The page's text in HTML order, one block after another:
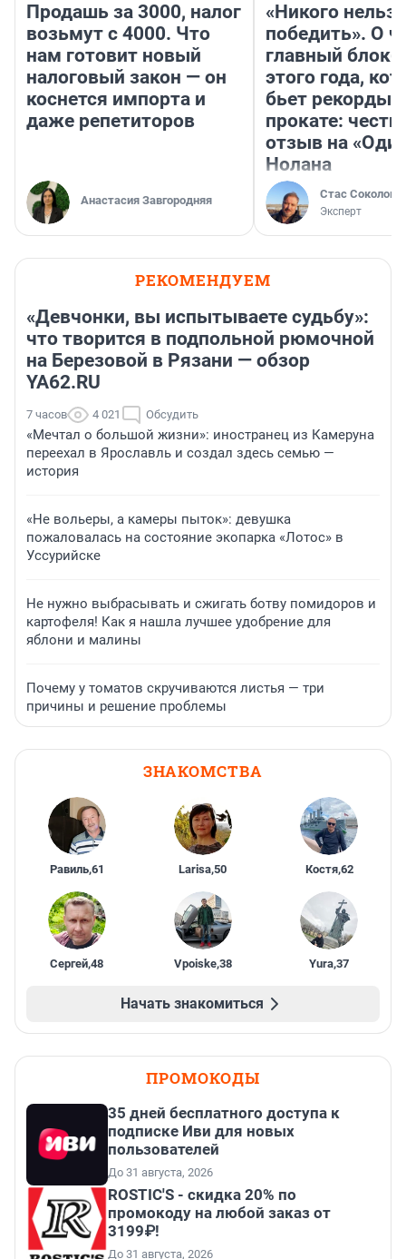
Продашь за 3000, налог
возьмут с 4000. Что
нам готовит новый
налоговый закон — он
коснется импорта и
даже репетиторов
Анастасия Завгородняя
«Никого нельзя
победить». О
главный
этого года,
бьет рекорды в
прокате:
отзыв на
Нолана
Стас Соколов
Эксперт
РЕКОМЕНДУЕМ
«Девчонки, вы испытываете судьбу»:
что творится в подпольной рюмочной
на Березовой в Рязани — обзор
YA62.RU
7 часов 4 021 Обсудить
«Мечтал о большой жизни»: иностранец из Камеруна
переехал в Ярославль и создал здесь семью —
история
«Не вольеры, а камеры пыток»: девушка
пожаловалась на состояние экопарка «Лотос» в
Уссурийске
Не нужно выбрасывать и сжигать ботву помидоров и
картофеля! Как я нашла лучшее удобрение для
яблони и малины
Почему у томатов скручиваются листья — три
причины и решение проблемы
ЗНАКОМСТВА
Равиль,61 Larisa,50 Костя,62
Сергей,48 Vpoiske,38 Yura,37
Начать знакомиться
ПРОМОКОДЫ
35 дней бесплатного доступа к
подписке Иви для новых
пользователей
До 31 августа, 2026
ROSTIC'S - скидка 20% по
промокоду на любой заказ от
3199₽!
До 31 августа, 2026